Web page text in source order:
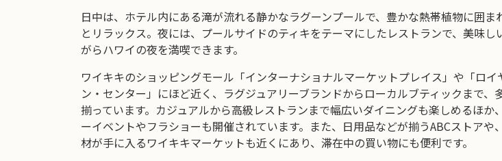
日中は、ホテル内にある滝が流れる静かなラグーンプールで、豊かな熱帯植物に囲ま
とリラックス。夜には、プールサイドのティキをテーマにしたレストランで、美味し
がらハワイの夜を満喫できます。
ワイキキのショッピングモール「インターナショナルマーケットプレイス」や「ロイ
ン・センター」にほど近く、ラグジュアリーブランドからローカルブティックまで、
揃っています。カジュアルから高級レストランまで幅広いダイニングも楽しめるほか
ーイベントやフラショーも開催されています。また、日用品などが揃うABCストアや
材が手に入るワイキキマーケットも近くにあり、滞在中の買い物にも便利です。